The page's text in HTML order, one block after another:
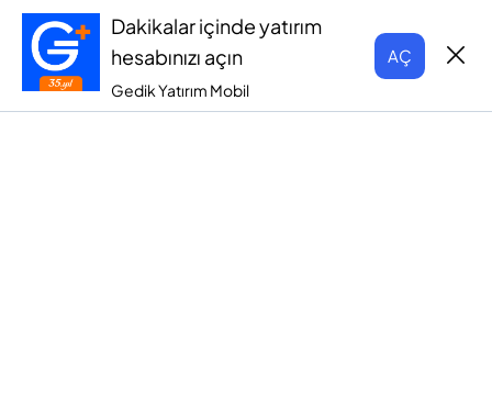
Dakikalar içinde yatırım
hesabınızı açın
Gedik Yatırım Mobil
AÇ